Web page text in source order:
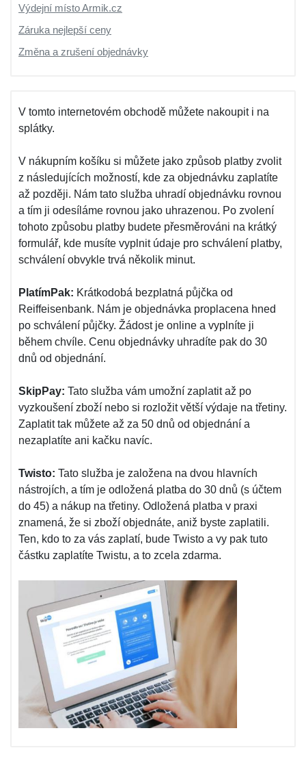
Výdejní místo Armik.cz
Záruka nejlepší ceny
Změna a zrušení objednávky
V tomto internetovém obchodě můžete nakoupit i na
splátky.
V nákupním košíku si můžete jako způsob platby zvolit
z následujících možností, kde za objednávku zaplatíte
až později. Nám tato služba uhradí objednávku rovnou
a tím ji odesíláme rovnou jako uhrazenou. Po zvolení
tohoto způsobu platby budete přesměrováni na krátký
formulář, kde musíte vyplnit údaje pro schválení platby,
schválení obvykle trvá několik minut.
PlatímPak: Krátkodobá bezplatná půjčka od
Reiffeisenbank. Nám je objednávka proplacena hned
po schválení půjčky. Žádost je online a vyplníte ji
během chvíle. Cenu objednávky uhradíte pak do 30
dnů od objednání.
SkipPay: Tato služba vám umožní zaplatit až po
vyzkoušení zboží nebo si rozložit větší výdaje na třetiny.
Zaplatit tak můžete až za 50 dnů od objednání a
nezaplatíte ani kačku navíc.
Twisto: Tato služba je založena na dvou hlavních
nástrojích, a tím je odložená platba do 30 dnů (s účtem
do 45) a nákup na třetiny. Odložená platba v praxi
znamená, že si zboží objednáte, aniž byste zaplatili.
Ten, kdo to za vás zaplatí, bude Twisto a vy pak tuto
částku zaplatíte Twistu, a to zcela zdarma.